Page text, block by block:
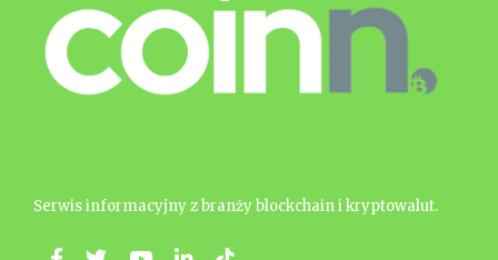
Serwis informacyjny z branży blockchain i kryptowalut.